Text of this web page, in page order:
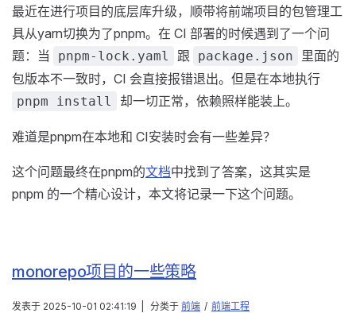
最近在进行项目的底层库升级，顺带将前端项目的包管理工
具从yarn切换为了pnpm。在 CI 部署的时候遇到了一个问
题：当
pnpm-lock.yaml 跟 package.json
里面的
包版本不一致时，CI 会直接报错退出。但是在本地执行
pnpm install 却一切正常，依赖照样能装上。
难道是pnpm在本地和 CI安装时会有一些差异？
这个问题最终在pnpm的文档中找到了答案，这其实是
pnpm 的一个精心设计，本文将记录一下这个问题。
monorepo项目的一些策略
发表于 2025-10-01 02:41:19 分类于 前端 / 前端工程